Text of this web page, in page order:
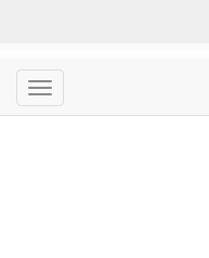
Menu
CIEKAWE